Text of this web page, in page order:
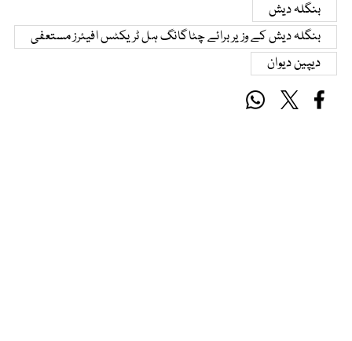
بنگلہ دیش
بنگلہ دیش کے وزیر برائے چٹاگانگ ہل ٹریکٹس افیئرز مستعفی
دیپین دیوان